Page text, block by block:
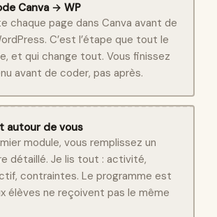
Canva → WP
chaque page dans Canva avant de
C’est l’étape que tout le
et qui change tout. Vous finissez
avant de coder, pas après.
autour de vous
module, vous remplissez un
détaillé. Je lis tout : activité,
contraintes. Le programme est
élèves ne reçoivent pas le même